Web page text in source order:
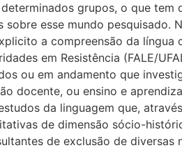
grupos, o que tem
esse mundo pesquisado.
a compreensão da língua
em Resistência (FALE/
ou em andamento que
docente, ou ensino e
da linguagem que,
de dimensão sócio-
de exclusão de diversas